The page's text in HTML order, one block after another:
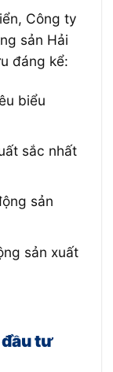
Công ty
sản Hải
đáng kể:
biểu
sắc nhất
sản
sản xuất
tư